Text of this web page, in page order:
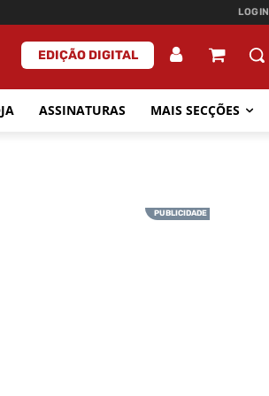
LOGIN
EDIÇÃO DIGITAL
ASSINATURAS MAIS SECÇÕES